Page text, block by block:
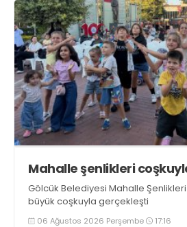
Mahalle şenlikleri
Gölcük Belediyesi Mahalle
büyük coşkuyla gerçekleşti
06 Ağustos 2026 Perşembe 17:16